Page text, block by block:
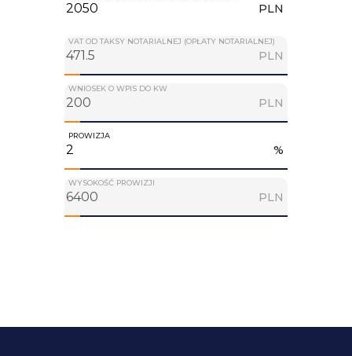
PLN
VAT OD TAKSY NOTARIALNEJ (OPŁATY NOTARIALNEJ)
PLN
WNIOSEK O WPIS DO KW
PLN
PROWIZJA
%
WYSOKOŚĆ PROWIZJI
PLN